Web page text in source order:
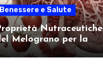
Benessere e Salute
Nutraceutiche
Melograno per la
Arteriosa